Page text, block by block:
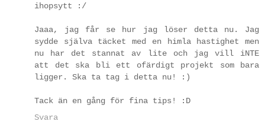
ihopsytt :/
Jaaa, jag får se hur jag löser detta nu. Jag
sydde själva täcket med en himla hastighet men
nu har det stannat av lite och jag vill iNTE
att det ska bli ett ofärdigt projekt som bara
ligger. Ska ta tag i detta nu! :)
Tack än en gång för fina tips! :D
Svara